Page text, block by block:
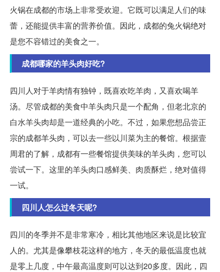
火锅在成都的市场上非常受欢迎。它既可以满足人们的味
蕾，还能提供丰富的营养价值。因此，成都的兔火锅绝对
是您不容错过的美食之一。
成都哪家的羊头肉好吃?
四川人对于羊肉情有独钟，既喜欢吃羊肉，又喜欢喝羊
汤。尽管成都的美食中羊头肉只是一个配角，但老北京的
白水羊头肉却是一道经典的小吃。不过，如果您想品尝正
宗的成都羊头肉，可以去一些以川菜为主的餐馆。根据壹
周君的了解，成都有一些餐馆提供美味的羊头肉，您可以
尝试一下。这里的羊头肉口感鲜美、肉质酥烂，绝对值得
一试。
四川人怎么过冬天呢?
四川的冬季并不是非常寒冷，相比其他地区来说是比较宜
人的。尤其是像攀枝花这样的地方，冬天的最低温度也就
是零上几度，中午最高温度则可以达到20多度。因此，四